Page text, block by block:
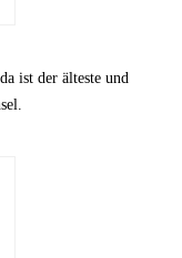
ist der älteste und